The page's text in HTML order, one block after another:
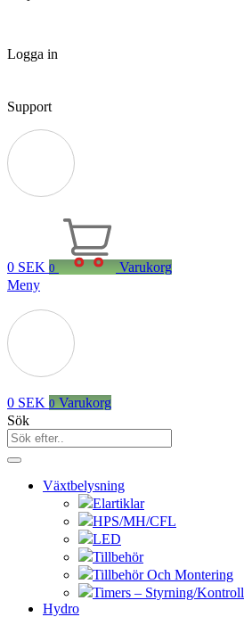
Logga in
Support
0 SEK 0
Varukorg
Meny
0 SEK 0 Varukorg
Sök
Växtbelysning
Elartiklar
HPS/MH/CFL
LED
Tillbehör
Tillbehör Och Montering
Timers – Styrning/Kontroll
Hydro